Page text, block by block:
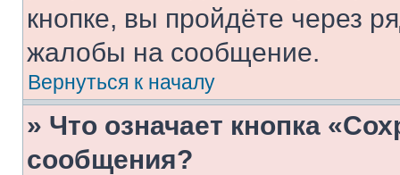
кнопке, вы пройдёте через
жалобы на сообщение.
Вернуться к началу
» Что означает кнопка
сообщения?